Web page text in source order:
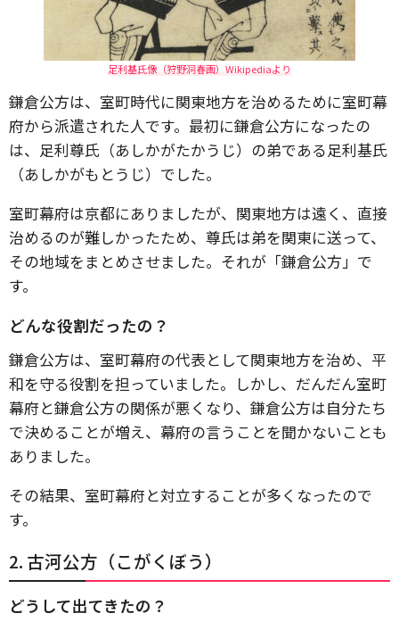
足利基氏像（狩野洞春画）Wikipediaより
鎌倉公方は、室町時代に関東地方を治めるために室町幕
府から派遣された人です。最初に鎌倉公方になったの
は、足利尊氏（あしかがたかうじ）の弟である足利基氏
（あしかがもとうじ）でした。
室町幕府は京都にありましたが、関東地方は遠く、直接
治めるのが難しかったため、尊氏は弟を関東に送って、
その地域をまとめさせました。それが「鎌倉公方」で
す。
どんな役割だったの？
鎌倉公方は、室町幕府の代表として関東地方を治め、平
和を守る役割を担っていました。しかし、だんだん室町
幕府と鎌倉公方の関係が悪くなり、鎌倉公方は自分たち
で決めることが増え、幕府の言うことを聞かないことも
ありました。
その結果、室町幕府と対立することが多くなったので
す。
2. 古河公方（こがくぼう）
どうして出てきたの？